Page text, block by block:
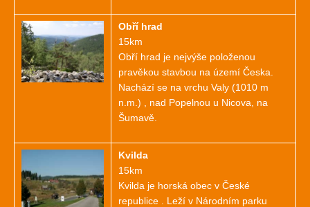
Obří hrad
15km
Obří hrad je nejvýše položenou
pravěkou stavbou na území Česka.
Nachází se na vrchu Valy (1010 m
n.m.) , nad Popelnou u Nicova, na
Šumavě.
Kvilda
15km
Kvilda je horská obec v České
republice . Leží v Národním parku